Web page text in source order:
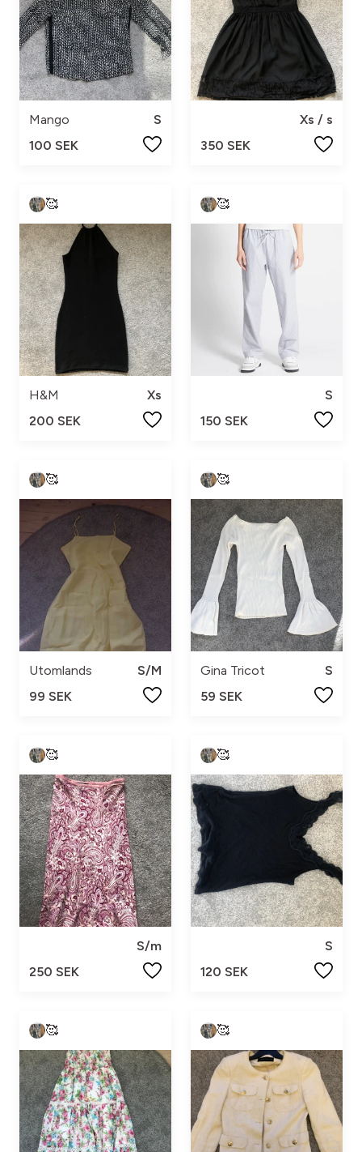
Mango
S
100 SEK
Xs / s
350 SEK
🥰
H&M
Xs
200 SEK
🥰
S
150 SEK
🥰
Utomlands
S/M
99 SEK
🥰
Gina Tricot
S
59 SEK
🥰
S/m
250 SEK
🥰
S
120 SEK
🥰 🥰